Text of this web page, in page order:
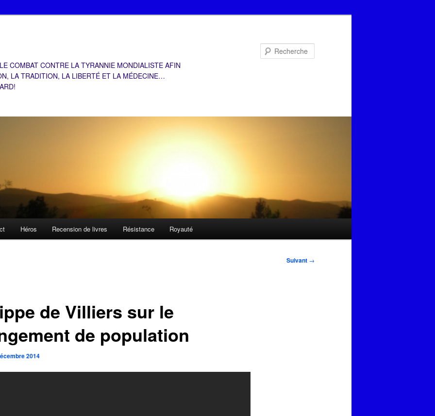
COMBAT CONTRE LA TYRANNIE MONDIALISTE AFIN
LA TRADITION, LA LIBERTÉ ET LA MÉDECINE…
Héros Recension de livres Résistance Royauté
Suivant →
de Villiers sur le
de population
2014